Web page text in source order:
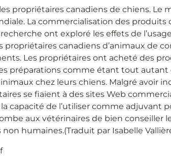
propriétaires canadiens de chiens.
La commercialisation des
ont exploré les effets de
canadiens d’animaux de
Les propriétaires ont acheté des
préparations comme étant tout
chez leurs chiens. Malgré avoir
se fiaient à des sites Web
capacité de l’utiliser comme adjuvant
aux vétérinaires de bien conseiller
humaines.(Traduit par Isabelle